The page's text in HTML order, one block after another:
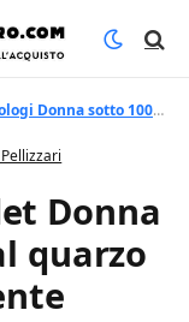
Donna sotto 100 euro
Donna
quarzo